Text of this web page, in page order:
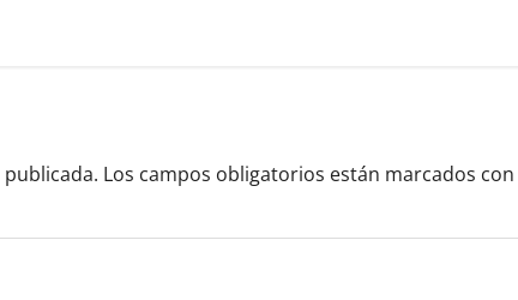
Los campos obligatorios están marcados con